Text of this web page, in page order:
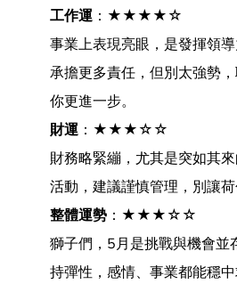
工作運 ：★★★★☆
事業上表現亮眼，是發揮領
承擔更多責任，但別太強勢
你更進一步。
財運 ：★★★☆☆
財務略緊繃，尤其是突如其
活動，建議謹慎管理，別讓荷
整體運勢 ：★★★☆☆
獅子們，5月是挑戰與機會並
持彈性，感情、事業都能穩